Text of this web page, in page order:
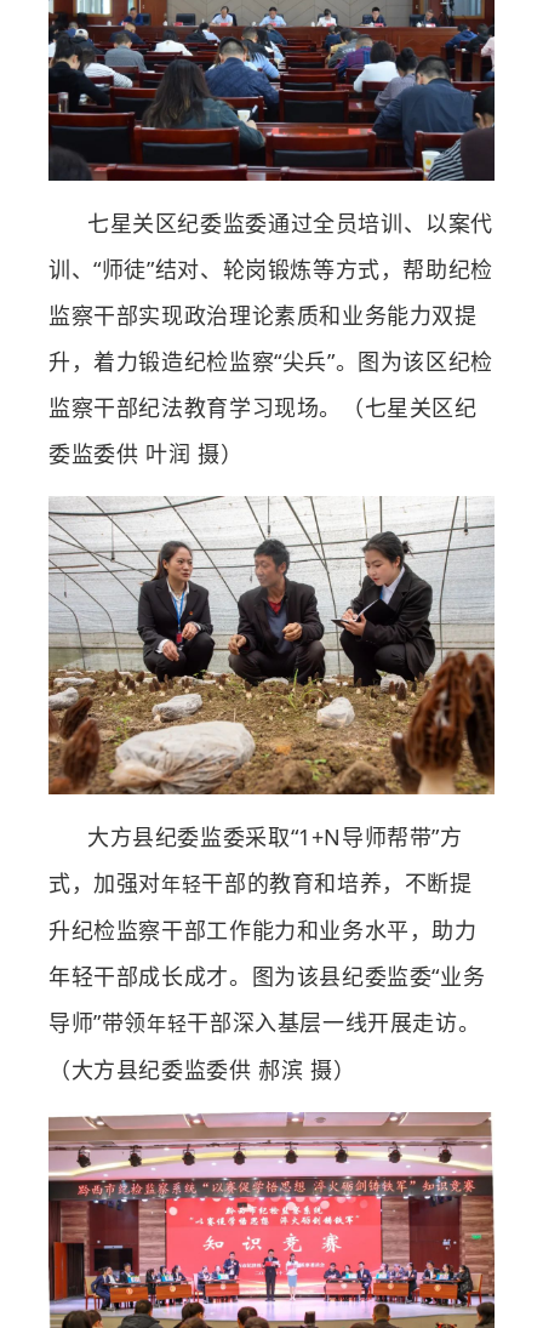
七星关区纪委监委通过全员培训、以案代
训、“师徒”结对、轮岗锻炼等方式，帮助纪检
监察干部实现政治理论素质和业务能力双提
升，着力锻造纪检监察“尖兵”。图为该区纪检
监察干部纪法教育学习现场。（七星关区纪
委监委供 叶润 摄）
大方县纪委监委采取“1+N导师帮带”方
式，加强对年轻干部的教育和培养，不断提
升纪检监察干部工作能力和业务水平，助力
年轻干部成长成才。图为该县纪委监委“业务
导师”带领年轻干部深入基层一线开展走访。
（大方县纪委监委供 郝滨 摄）